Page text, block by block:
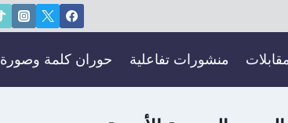
منشورات تفاعلية حوران كلمة وصورة